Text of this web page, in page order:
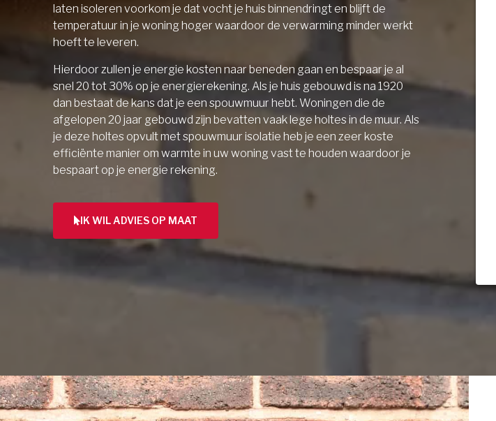
laten isoleren voorkom je dat vocht je huis binnendringt en blijft de
temperatuur in je woning hoger waardoor de verwarming minder werkt
hoeft te leveren.
Hierdoor zullen je energie kosten naar beneden gaan en bespaar je al
snel 20 tot 30% op je energierekening. Als je huis gebouwd is na 1920
dan bestaat de kans dat je een spouwmuur hebt. Woningen die de
afgelopen 20 jaar gebouwd zijn bevatten vaak lege holtes in de muur. Als
je deze holtes opvult met spouwmuur isolatie heb je een zeer koste
efficiënte manier om warmte in uw woning vast te houden waardoor je
bespaart op je energie rekening.
IK WIL ADVIES OP MAAT